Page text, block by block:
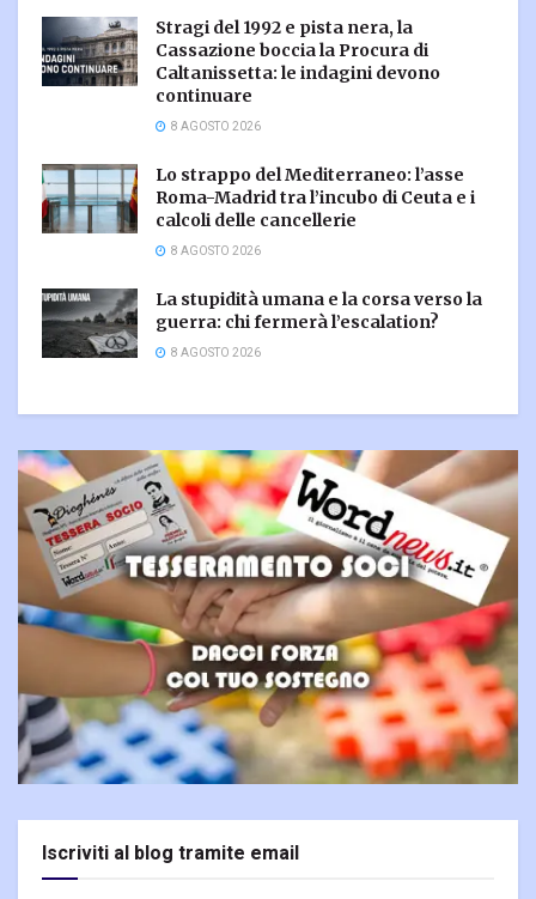
Stragi del 1992 e pista nera, la
Cassazione boccia la Procura di
Caltanissetta: le indagini devono
continuare
8 AGOSTO 2026
Lo strappo del Mediterraneo: l’asse
Roma-Madrid tra l’incubo di Ceuta e i
calcoli delle cancellerie
8 AGOSTO 2026
La stupidità umana e la corsa verso la
guerra: chi fermerà l’escalation?
8 AGOSTO 2026
Iscriviti al blog tramite email